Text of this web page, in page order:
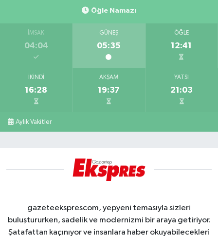
Öğle Namazı
İMSAK
04:04
GÜNEŞ
05:35
ÖĞLE
12:41
İKINDI
16:28
AKŞAM
19:37
YATSI
21:03
Aylık Vakitler
gazeteeksprescom, yepyeni temasıyla sizleri
buluştururken, sadelik ve modernizmi bir araya getiriyor.
Şatafattan kaçınıyor ve insanlara haber okuyabilecekleri